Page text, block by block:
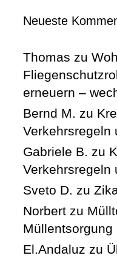
Neueste
Thomas zu
erneuern –
Bernd M. zu
Verkehrsregeln
Gabriele B. zu
Verkehrsregeln
Sveto D. zu
Norbert zu
Müllentsorgung
El.Andaluz zu